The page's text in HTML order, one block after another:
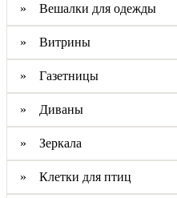
» Вешалки для одежды
» Витрины
» Газетницы
» Диваны
» Зеркала
» Клетки для птиц